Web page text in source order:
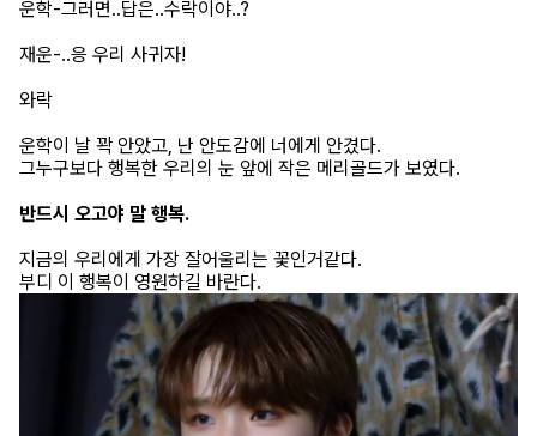
운학-그러면..답은..수락이야..?
재운-..응 우리 사귀자!
와락
운학이 날 꽉 안았고, 난 안도감에 너에게 안겼다.
그누구보다 행복한 우리의 눈 앞에 작은 메리골드가 보였다.
반드시 오고야 말 행복.
지금의 우리에게 가장 잘어울리는 꽃인거같다.
부디 이 행복이 영원하길 바란다.